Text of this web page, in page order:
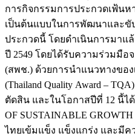
การกิจกรรมการประกวดเฟ้นห
เป็นต้นแบบในการพัฒนาและขั
ประกวดนี้ โดยดำเนินการมาแ
ปี 2549 โดยได้รับความร่วมมื
(สพช.) ด้วยการนำแนวทางข
(Thailand Quality Award –
ตัดสิน และในโอกาสปีที่ 12 นี้ไ
OF SUSTAINABLE
ไทยเข้มแข็ง แข็งแกร่ง และมี